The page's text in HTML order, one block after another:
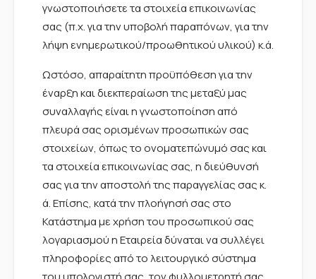
γνωστοποιήσετε τα στοιχεία επικοινωνίας
σας (π.χ. για την υποβολή παραπόνων, για την
λήψη ενημερωτικού/προωθητικού υλικού) κ.ά.
Ωστόσο, απαραίτητη προϋπόθεση για την
έναρξη και διεκπεραίωση της μεταξύ μας
συναλλαγής είναι η γνωστοποίηση από
πλευρά σας ορισμένων προσωπικών σας
στοιχείων, όπως το ονοματεπώνυμό σας και
τα στοιχεία επικοινωνίας σας, η διεύθυνσή
σας για την αποστολή της παραγγελίας σας κ.
ά. Επίσης, κατά την πλοήγησή σας στο
Κατάστημα με χρήση του προσωπικού σας
λογαριασμού η Εταιρεία δύναται να συλλέγει
πληροφορίες από το λειτουργικό σύστημα